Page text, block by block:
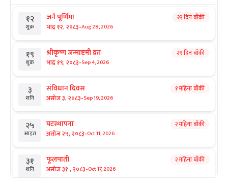
१२
शुक्र
जनै पूर्णिमा
भाद्र १२, २०८३-Aug 28, 2026
२२ दिन बाँकी
१९
शुक्र
श्रीकृष्ण जन्माष्टमी व्रत
भाद्र १९, २०८३-Sep 4, 2026
२९ दिन बाँकी
३
शनि
संविधान दिवस
असोज ३, २०८३-Sep 19, 2026
१ महिना बाँकी
२५
आइत
घटस्थापना
असोज २५, २०८३-Oct 11, 2026
२ महिना बाँकी
३१
शनि
फूलपाती
असोज ३१ , २०८३-Oct 17, 2026
२ महिना बाँकी